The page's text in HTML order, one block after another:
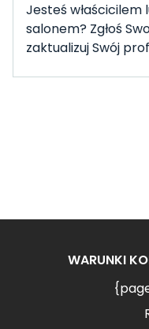
Jesteś właścicilem
salonem? Zgłoś
zaktualizuj Swój
WARUNKI